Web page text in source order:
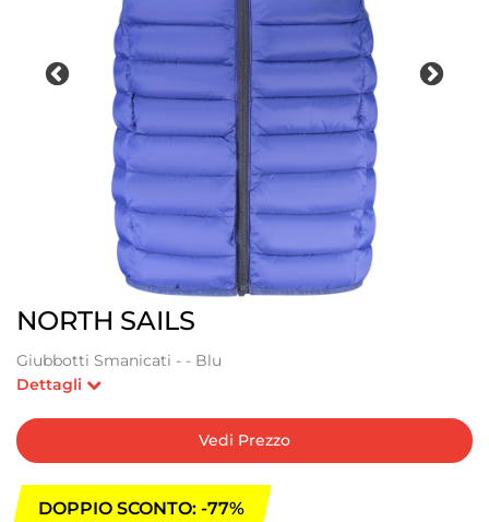
NORTH SAILS
Giubbotti Smanicati - - Blu
Dettagli
Vedi Prezzo
DOPPIO SCONTO: -77%